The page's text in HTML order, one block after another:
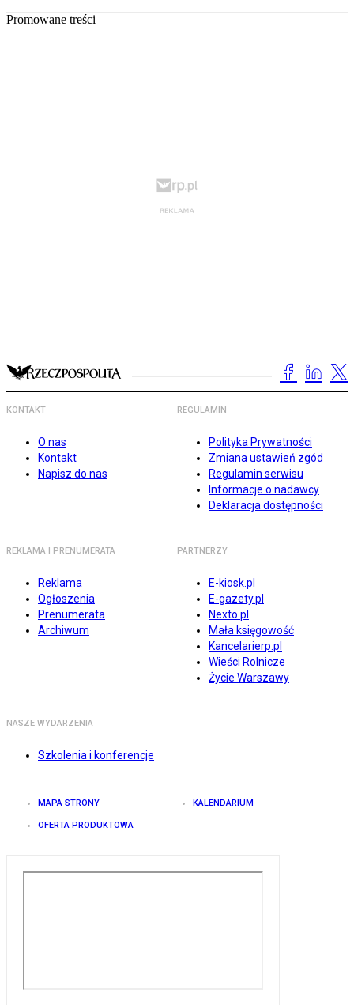
Promowane treści
KONTAKT
O nas
Kontakt
Napisz do nas
REGULAMIN
Polityka Prywatności
Zmiana ustawień zgód
Regulamin serwisu
Informacje o nadawcy
Deklaracja dostępności
REKLAMA I PRENUMERATA
Reklama
Ogłoszenia
Prenumerata
Archiwum
PARTNERZY
E-kiosk.pl
E-gazety.pl
Nexto.pl
Mała księgowość
Kancelarierp.pl
Wieści Rolnicze
Życie Warszawy
NASZE WYDARZENIA
Szkolenia i konferencje
MAPA STRONY KALENDARIUM
OFERTA PRODUKTOWA